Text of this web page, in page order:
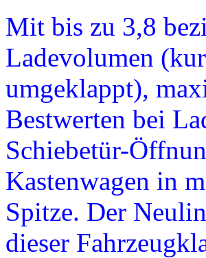
Mit bis zu 3,8
Ladevolumen
umgeklappt),
Bestwerten bei
Schiebetür-
Kastenwagen in
Spitze. Der
dieser